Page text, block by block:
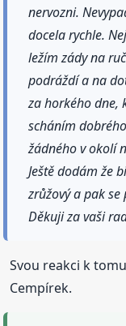
nervozni.
docela rychle.
ležím zády na
podráždí a na
za horkého dne,
scháním
žádného v okolí
Ještě dodám že
zrůžový a pak
Děkuji za vaši
Svou reakci k
Cempírek.